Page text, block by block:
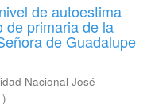
de autoestima
de primaria de la
de Guadalupe
Nacional José
)